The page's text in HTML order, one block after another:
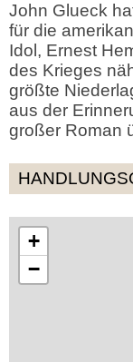
John Glueck
für die
Idol, Ernest
des Krieges
größte
aus der
großer Roman
+
−